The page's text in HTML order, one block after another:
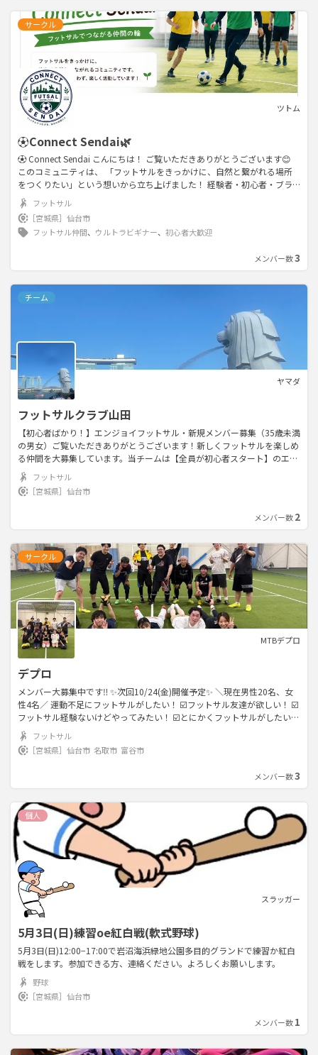
サークル
ツトム
⚽Connect Sendai🌿
⚽ Connect Sendai こんにちは！ ご覧いただきありがとうございます😊
このコミュニティは、 「フットサルをきっかけに、自然と繋がれる場所
をつくりたい」という想いから立ち上げました！ 経験者・初心者・ブラ
ンクのある方、どなたでも大歓迎です🙌 勝ち負けよりも、「また参加し
たい」「またみんなに会いたい」と思えるような、居心地の良い雰囲気を
大切にしています。 ⸻ こんな方におすすめ✨ ⚽ フットサルを気軽に
楽しみたい 😊 新しい友達や仲間を作りたい 🏃 運動不足を解消したい 🌿
Q、スポーツ観戦、なども企画予定！ フットサルだけで終わるのではな
く、 自然と仲良くなれるコミュニティを目指しています😊 ⸻ 最後に
現在は立ち上げたばかりなので、 みんな同じスタートです！ 「一人で参
加するのは少し不安…」 という方も安心してください😊 一緒に楽しいコ
ミュニティを作っていけたら嬉しいです！お気軽にご参加ください！
フットサル
［宮城県］ 仙台市
フットサル仲間、 ウルトラビギナー、 初心者大歓迎
メンバー数3
チーム
ヤマダ
フットサルクラブ山田
【初心者ばかり！】エンジョイフットサル・新規メンバー募集（35歳未満
の男女）ご覧いただきありがとうございます！新しくフットサルを楽しめ
る仲間を大募集しています。当チームは【全員が初心者スタート】のエン
ジョイチームです。「サッカー経験がない」「運動不足を解消したい」と
いう方も大歓迎！ガチなプレーや激しい接触は一切ないので、未経験の方
や女性の方も安心して参加いただけます。勝敗にはこだわらず、みんなで
年齢：35歳未満の男女レベル：初心者・未経験者大歓迎！（※競技志向の
シュー）初参加の方もすぐに馴染めるアットホームな雰囲気です。まずは
一度、体験・見学に来てみませんか？お気軽にメッセージをお待ちしてお
ります！
フットサル
［宮城県］ 仙台市
メンバー数2
サークル
MTBデプロ
デプロ
メンバー大募集中です‼️ ✨️次回10/24(金)開催予定✨️ ＼現在男性20名、女
性4名／ 運動不足にフットサルがしたい！ ☑️フットサル友達が欲しい！ ☑️
フットサル経験ないけどやってみたい！ ☑️とにかくフットサルがしたい！
☑️フットサル経験がない人が9割なので真剣にやりたい人は物足りないか
も… 20-30代が多いですが年齢は問いません✨ 未経験者、初心者も大歓
迎！途中参加でも大丈夫です！ お気軽にご参加お待ちしております！！
フットサル
［宮城県］ 仙台市 名取市 富谷市
メンバー数3
個人
スラッガー
5月3日(日)練習oe紅白戦(軟式野球)
5月3日(日)12:00−17:00で岩沼海浜緑地公園多目的グランドで練習か紅白
戦をします。参加できる方、連絡ください。よろしくお願いします。
野球
［宮城県］ 仙台市
メンバー数1